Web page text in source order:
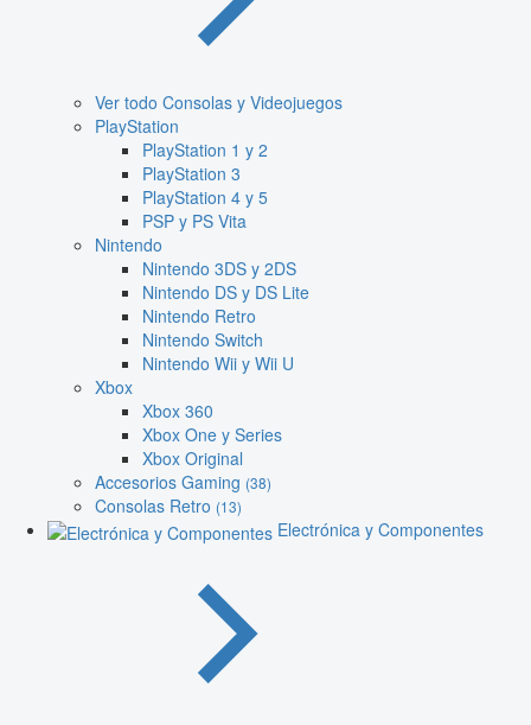
Ver todo Consolas y Videojuegos
PlayStation
PlayStation 1 y 2
PlayStation 3
PlayStation 4 y 5
PSP y PS Vita
Nintendo
Nintendo 3DS y 2DS
Nintendo DS y DS Lite
Nintendo Retro
Nintendo Switch
Nintendo Wii y Wii U
Xbox
Xbox 360
Xbox One y Series
Xbox Original
Accesorios Gaming (38)
Consolas Retro (13)
Electrónica y Componentes